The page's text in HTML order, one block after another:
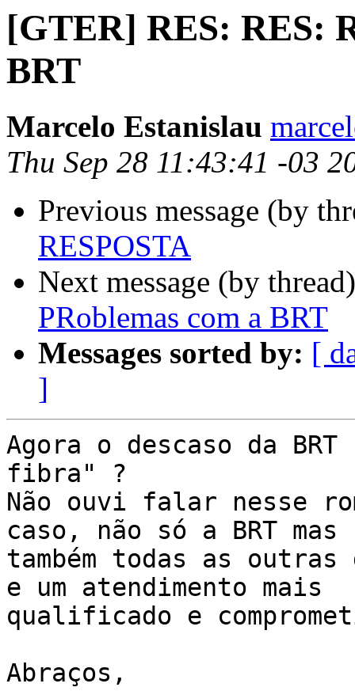
[GTER] RES: RES:
BRT
Marcelo Estanislau
Thu Sep 28 11:43:41 -03
Previous message (by
RESPOSTA
Next message (by
PRoblemas com a BRT
Messages sorted by: [
]
Agora o descaso da BRT
fibra" ?
Não ouvi falar nesse
caso, não só a BRT mas
também todas as outras
e um atendimento mais
qualificado e
Abraços,